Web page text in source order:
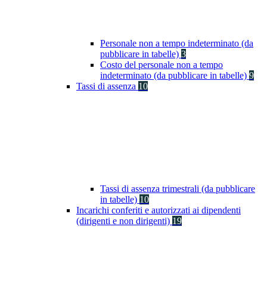
Personale non a tempo indeterminato (da
pubblicare in tabelle) 3
Costo del personale non a tempo
indeterminato (da pubblicare in tabelle) 9
Tassi di assenza 10
Tassi di assenza trimestrali (da pubblicare
in tabelle) 10
Incarichi conferiti e autorizzati ai dipendenti
(dirigenti e non dirigenti) 19